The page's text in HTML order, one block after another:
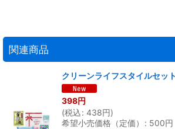
関連商品
クリーンライフスタイルセット
398円
(税込: 438円)
希望小売価格（定価）
: 500円